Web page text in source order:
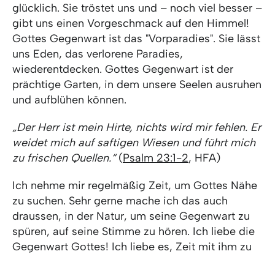
glücklich. Sie tröstet uns und – noch viel besser –
gibt uns einen Vorgeschmack auf den Himmel!
Gottes Gegenwart ist das "Vorparadies". Sie lässt
uns Eden, das verlorene Paradies,
wiederentdecken. Gottes Gegenwart ist der
prächtige Garten, in dem unsere Seelen ausruhen
und aufblühen können.
„Der Herr ist mein Hirte, nichts wird mir fehlen. Er
weidet mich auf saftigen Wiesen und führt mich
zu frischen Quellen.“(Psalm 23:1-2, HFA)
Ich nehme mir regelmäßig Zeit, um Gottes Nähe
zu suchen. Sehr gerne mache ich das auch
draussen, in der Natur, um seine Gegenwart zu
spüren, auf seine Stimme zu hören. Ich liebe die
Gegenwart Gottes! Ich liebe es, Zeit mit ihm zu